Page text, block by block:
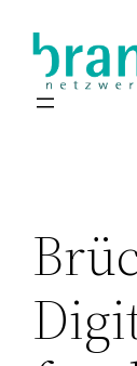
Inhalt
springen